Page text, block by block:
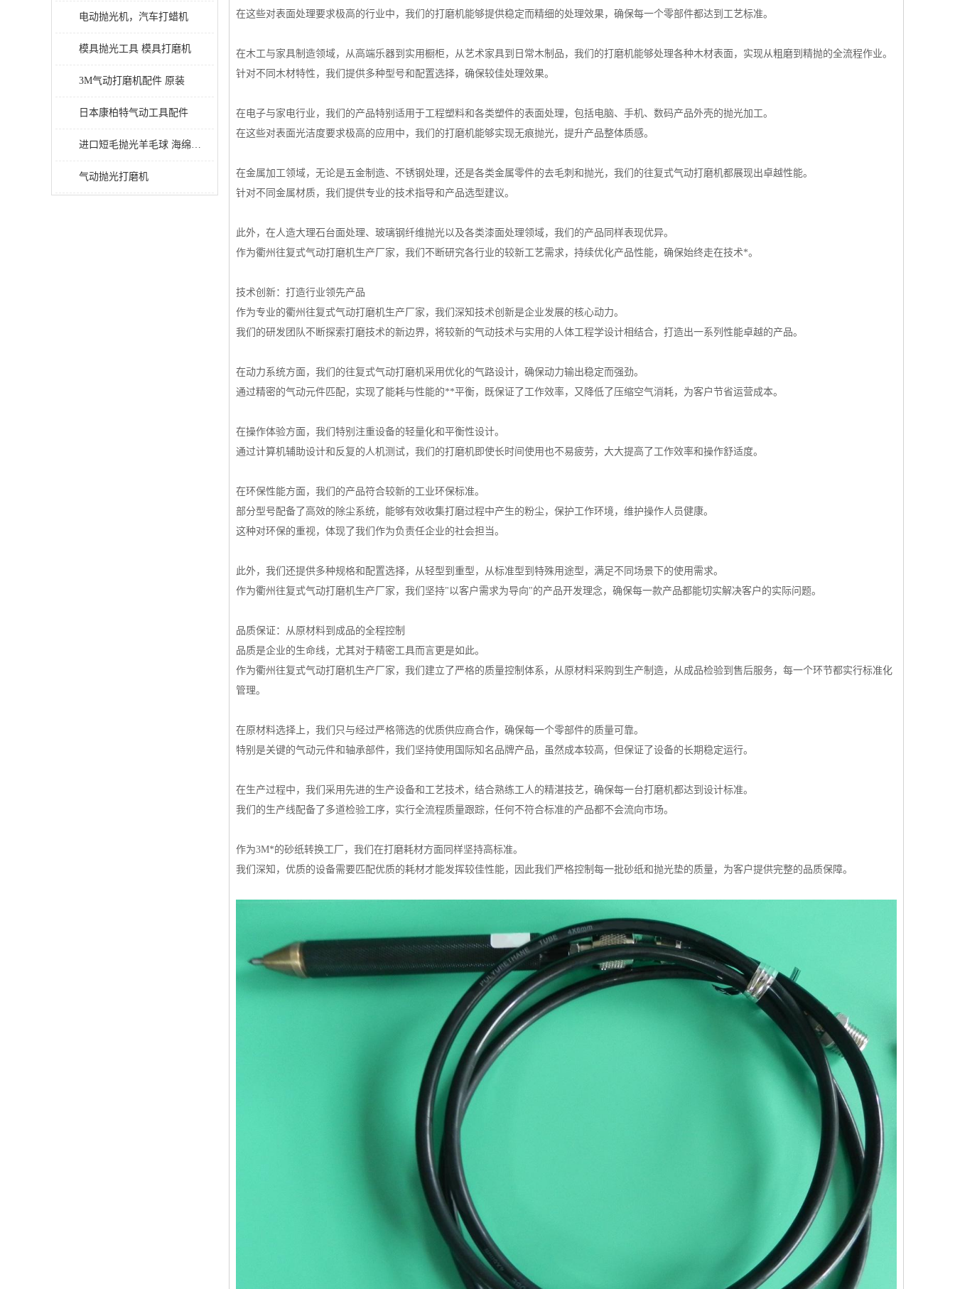
电动抛光机，汽车打蜡机
模具抛光工具 模具打磨机
3M气动打磨机配件 原装
日本康柏特气动工具配件
进口短毛抛光羊毛球 海绵抛光球
气动抛光打磨机
在这些对表面处理要求极高的行业中，我们的打磨机能够提供稳定而精细的处理效果，确保每一个零部件都达到工艺标准。
在木工与家具制造领域，从高端乐器到实用橱柜，从艺术家具到日常木制品，我们的打磨机能够处理各种木材表面，实现从粗磨到精抛的全流程作业。
针对不同木材特性，我们提供多种型号和配置选择，确保较佳处理效果。
在电子与家电行业，我们的产品特别适用于工程塑料和各类塑件的表面处理，包括电脑、手机、数码产品外壳的抛光加工。
在这些对表面光洁度要求极高的应用中，我们的打磨机能够实现无痕抛光，提升产品整体质感。
在金属加工领域，无论是五金制造、不锈钢处理，还是各类金属零件的去毛刺和抛光，我们的往复式气动打磨机都展现出卓越性能。
针对不同金属材质，我们提供专业的技术指导和产品选型建议。
此外，在人造大理石台面处理、玻璃钢纤维抛光以及各类漆面处理领域，我们的产品同样表现优异。
作为衢州往复式气动打磨机生产厂家，我们不断研究各行业的较新工艺需求，持续优化产品性能，确保始终走在技术*。
技术创新：打造行业领先产品
作为专业的衢州往复式气动打磨机生产厂家，我们深知技术创新是企业发展的核心动力。
我们的研发团队不断探索打磨技术的新边界，将较新的气动技术与实用的人体工程学设计相结合，打造出一系列性能卓越的产品。
在动力系统方面，我们的往复式气动打磨机采用优化的气路设计，确保动力输出稳定而强劲。
通过精密的气动元件匹配，实现了能耗与性能的**平衡，既保证了工作效率，又降低了压缩空气消耗，为客户节省运营成本。
在操作体验方面，我们特别注重设备的轻量化和平衡性设计。
通过计算机辅助设计和反复的人机测试，我们的打磨机即使长时间使用也不易疲劳，大大提高了工作效率和操作舒适度。
在环保性能方面，我们的产品符合较新的工业环保标准。
部分型号配备了高效的除尘系统，能够有效收集打磨过程中产生的粉尘，保护工作环境，维护操作人员健康。
这种对环保的重视，体现了我们作为负责任企业的社会担当。
此外，我们还提供多种规格和配置选择，从轻型到重型，从标准型到特殊用途型，满足不同场景下的使用需求。
作为衢州往复式气动打磨机生产厂家，我们坚持"以客户需求为导向"的产品开发理念，确保每一款产品都能切实解决客户的实际问题。
品质保证：从原材料到成品的全程控制
品质是企业的生命线，尤其对于精密工具而言更是如此。
作为衢州往复式气动打磨机生产厂家，我们建立了严格的质量控制体系，从原材料采购到生产制造，从成品检验到售后服务，每一个环节都实行标准化
管理。
在原材料选择上，我们只与经过严格筛选的优质供应商合作，确保每一个零部件的质量可靠。
特别是关键的气动元件和轴承部件，我们坚持使用国际知名品牌产品，虽然成本较高，但保证了设备的长期稳定运行。
在生产过程中，我们采用先进的生产设备和工艺技术，结合熟练工人的精湛技艺，确保每一台打磨机都达到设计标准。
我们的生产线配备了多道检验工序，实行全流程质量跟踪，任何不符合标准的产品都不会流向市场。
作为3M*的砂纸转换工厂，我们在打磨耗材方面同样坚持高标准。
我们深知，优质的设备需要匹配优质的耗材才能发挥较佳性能，因此我们严格控制每一批砂纸和抛光垫的质量，为客户提供完整的品质保障。